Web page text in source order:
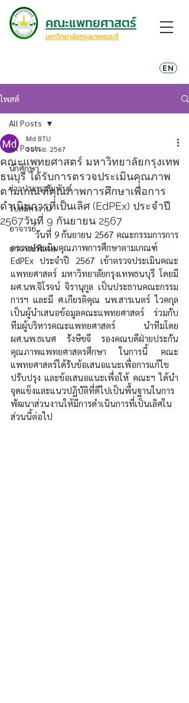
มหาวิทยาลัยกรุงเทพธนบุรี
EN
คณะแพทยศาสตร์
โพสต์
All Posts
นักศึกษา
ข่าวประชาสัมพันธ์
รับสมัครงาน
อาจารย์
อาจารย์พิเศษ
All Posts
คณะแพทยศาสตร์ มหาวิทยาลัยกรุงเทพ
ธนบุรี ได้รับการตรวจประเมินคุณภาพ
ตามเกณฑ์คุณภาพการศึกษาเพื่อการ
ดำเนินการที่เป็นเลิศ (EdPEx) ประจำปี
2567วันที่ 9 กันยายน 2567
Md BTU
10 ก.ย. 2567
	วันที่ 9 กันยายน 2567 คณะกรรมการการ
ตรวจประเมินคุณภาพการศึกษาตามเกณฑ์
EdPEx ประจำปี 2567 เข้าตรวจประเมินคณะ
แพทยศาสตร์ มหาวิทยาลัยกรุงเทพธนบุรี โดยมี
ผศ.นพ.จิโรจน์ จิรานุกูล เป็นประธานคณะกรรม
การฯ และมี ศ.เกียรติคุณ นพ.สารเนตร์ ไวคกุล
เป็นผู้นำเสนอข้อมูลคณะแพทยศาสตร์ ร่วมกับ
ทีมผู้บริหารคณะแพทยศาสตร์ นำทีมโดย
ผศ.นพ.ธเนศ รังษีขจี รองคณบดีฝ่ายประกัน
คุณภาพแพทยศาสตรศึกษา ในการนี้ คณะ
แพทยศาสตร์ได้รับข้อเสนอแนะเพื่อการแก้ไข
ปรับปรุง และข้อเสนอแนะเพื่อให้ คณะฯ ได้นำ
จุดแข็งและแนวปฏิบัติที่ดีไปเป็นพื้นฐานในการ
พัฒนาส่วนงานให้มีการดำเนินการที่เป็นเลิศใน
ส่วนนี้ต่อไป